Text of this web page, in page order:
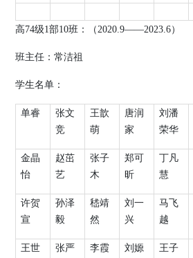
高74级1部10班：（2020.9——2023.6）
班主任：常洁祖
学生名单：
单睿
张文
竞
王歆
萌
唐润
家
刘潘
荣华
金晶
怡
赵茁
艺
张子
木
郑可
昕
丁凡
慧
许贺
宣
孙泽
毅
嵇靖
然
刘一
兴
马飞
越
王世
张严
李霞
刘嫄
王子